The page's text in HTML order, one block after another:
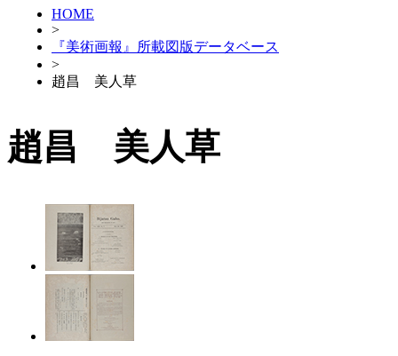
HOME
>
『美術画報』所載図版データベース
>
趙昌 美人草
趙昌 美人草